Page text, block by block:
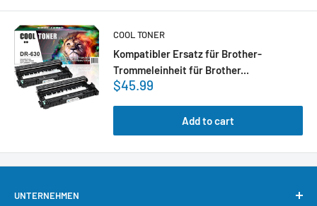
COOL TONER
Kompatibler Ersatz für Brother-
Trommeleinheit für Brother...
$45.99
Add to cart
UNTERNEHMEN